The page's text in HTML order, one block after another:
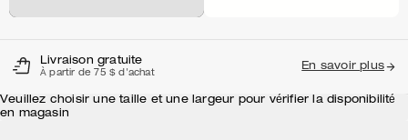
Livraison gratuite
À partir de 75 $ d'achat
En savoir plus
Veuillez choisir une taille et une largeur pour vérifier la disponibilité
en magasin